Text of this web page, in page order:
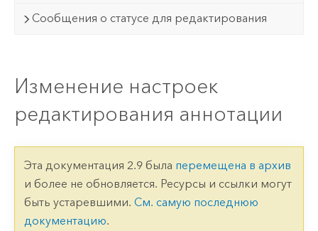
Сообщения о статусе для редактирования
Изменение настроек
редактирования аннотации
Эта документация 2.9 была перемещена в архив
и более не обновляется. Ресурсы и ссылки могут
быть устаревшими. См. самую последнюю
документацию.